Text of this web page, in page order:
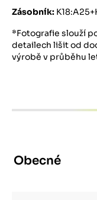
Zásobník:
*Fotografie slouží
detailech lišit od
výrobě v průběhu
Obecné